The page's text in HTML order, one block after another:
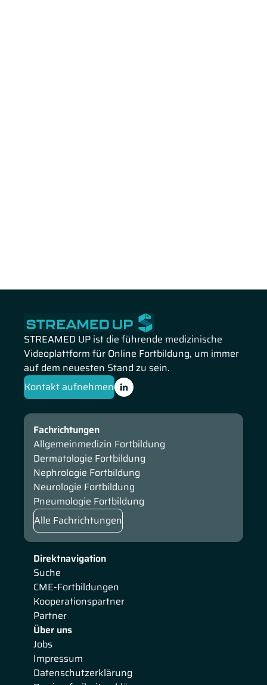
STREAMED UP ist die führende medizinische
Videoplattform für Online Fortbildung, um immer
auf dem neuesten Stand zu sein.
Kontakt aufnehmen
Direktnavigation
Suche
CME-Fortbildungen
Kooperationspartner
Partner
Über uns
Jobs
Impressum
Datenschutzerklärung
Fachrichtungen
Allgemeinmedizin Fortbildung
Dermatologie Fortbildung
Nephrologie Fortbildung
Neurologie Fortbildung
Pneumologie Fortbildung
Alle Fachrichtungen